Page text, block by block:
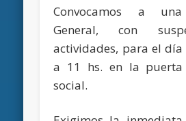
Convocamos a una
General, con
actividades, para el
a 11 hs. en la
social.